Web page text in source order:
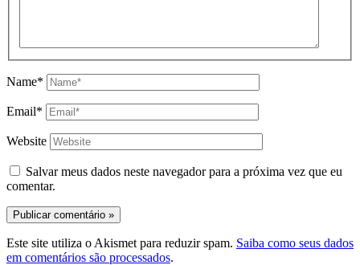
Name*
Email*
Website
Salvar meus dados neste navegador para a próxima vez que eu
comentar.
Este site utiliza o Akismet para reduzir spam. Saiba como seus dados
em comentários são processados.